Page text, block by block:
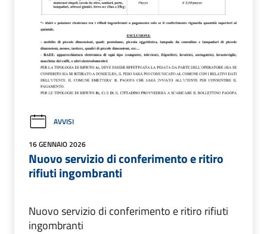
AVVISI
16 GENNAIO 2026
Nuovo servizio di conferimento e ritiro
rifiuti ingombranti
Nuovo servizio di conferimento e ritiro rifiuti
ingombranti